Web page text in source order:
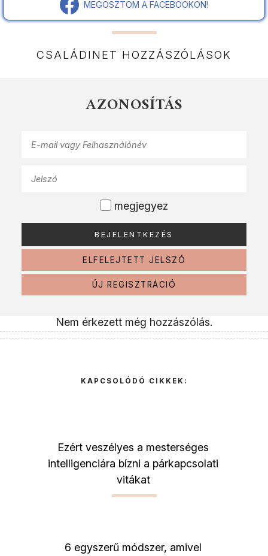
MEGOSZTOM A FACEBOOKON!
CSALÁDINET HOZZÁSZÓLÁSOK
AZONOSÍTÁS
megjegyez
ELFELEJTETT JELSZÓ
ÚJ REGISZTRÁCIÓ
Nem érkezett még hozzászólás.
KAPCSOLÓDÓ CIKKEK:
Ezért veszélyes a mesterséges
intelligenciára bízni a párkapcsolati
vitákat
6 egyszerű módszer, amivel